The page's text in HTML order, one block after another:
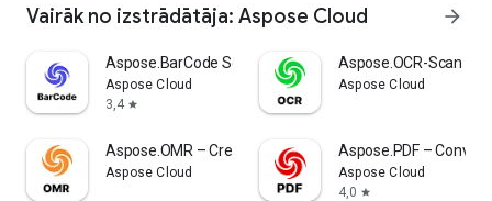
Vairāk no izstrādātāja: Aspose Cloud arrow_forward
Aspose.BarCode Scan & Create
Aspose Cloud
3,4 star
Aspose.OCR-Scan
Aspose Cloud
Aspose.OMR – Create PDF sheets
Aspose Cloud
Aspose.PDF –
Aspose Cloud
4,0 star